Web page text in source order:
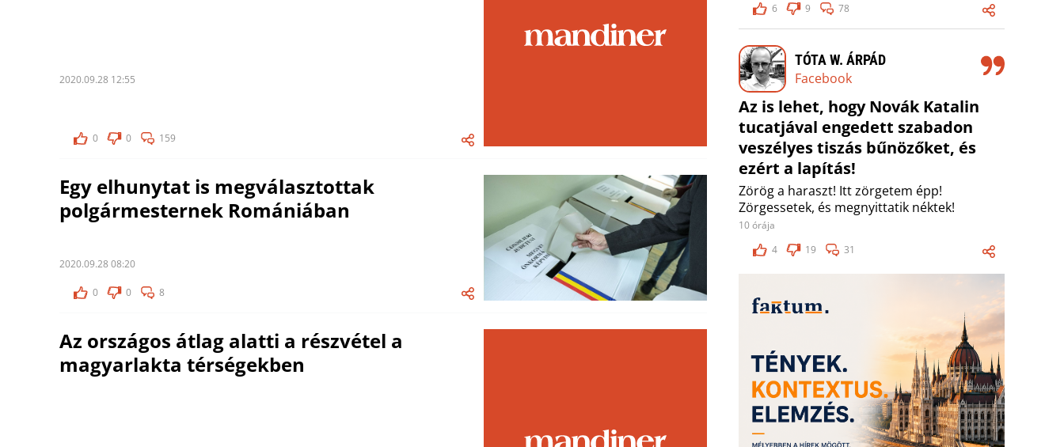
2020.09.28 12:55
0 0 159
Egy elhunytat is megválasztottak
polgármesternek Romániában
2020.09.28 08:20
0 0 8
Az országos átlag alatti a részvétel a
magyarlakta térségekben
6
9 78
TÓTA W. ÁRPÁD
Facebook
Az is lehet, hogy Novák Katalin
tucatjával engedett szabadon
veszélyes tiszás bűnözőket, és
ezért a lapítás!
Zörög a haraszt! Itt zörgetem épp!
Zörgessetek, és megnyittatik néktek!
10 órája
4
19 31